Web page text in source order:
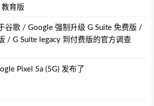
教育版
谷歌 / Google 强制升级 G Suite 免费版 /
/ G Suite legacy 到付费版的官方调查
Pixel 5a (5G) 发布了